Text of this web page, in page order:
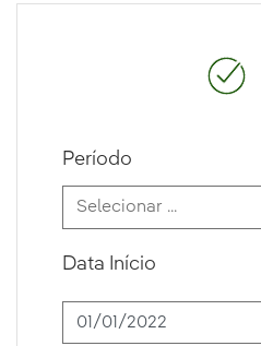
Data Início
Período